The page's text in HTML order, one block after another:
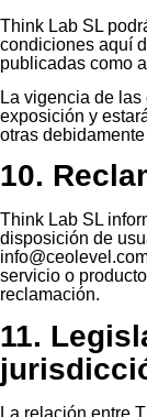
Think Lab SL
condiciones aquí
publicadas como
La vigencia de
exposición y
otras
10.
Think Lab SL
disposición de
servicio o
reclamación.
11.
La relación entre